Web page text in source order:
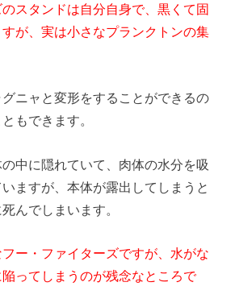
スタンドは自分自身で、黒くて固
が、実は小さなプランクトンの集
ニャと変形をすることができるの
もできます。
中に隠れていて、肉体の水分を吸
ますが、本体が露出してしまうと
んでしまいます。
ー・ファイターズですが、水がな
ってしまうのが残念なところで